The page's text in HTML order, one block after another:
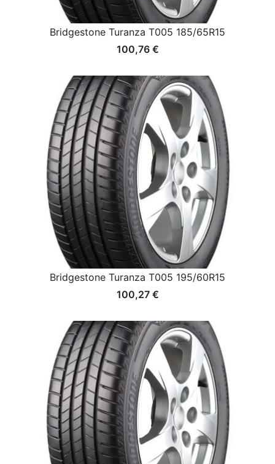
Bridgestone Turanza T005 185/65R15
100,76 €
Bridgestone Turanza T005 195/60R15
100,27 €